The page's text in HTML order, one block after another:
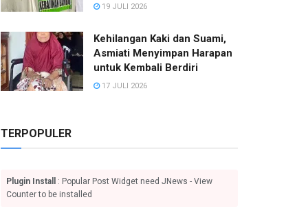
19 JULI 2026
Kehilangan Kaki dan Suami,
Asmiati Menyimpan Harapan
untuk Kembali Berdiri
17 JULI 2026
TERPOPULER
Plugin Install
: Popular Post Widget need JNews - View
Counter to be installed